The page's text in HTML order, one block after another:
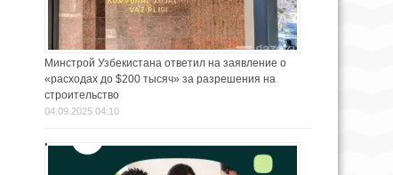
Минстрой Узбекистана ответил на заявление о
«расходах до $200 тысяч» за разрешения на
строительство
04.09.2025 04:10